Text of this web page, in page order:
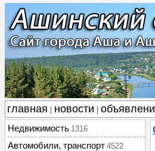
главная новости
Недвижимость 1316
Автомобили, транспорт 4522